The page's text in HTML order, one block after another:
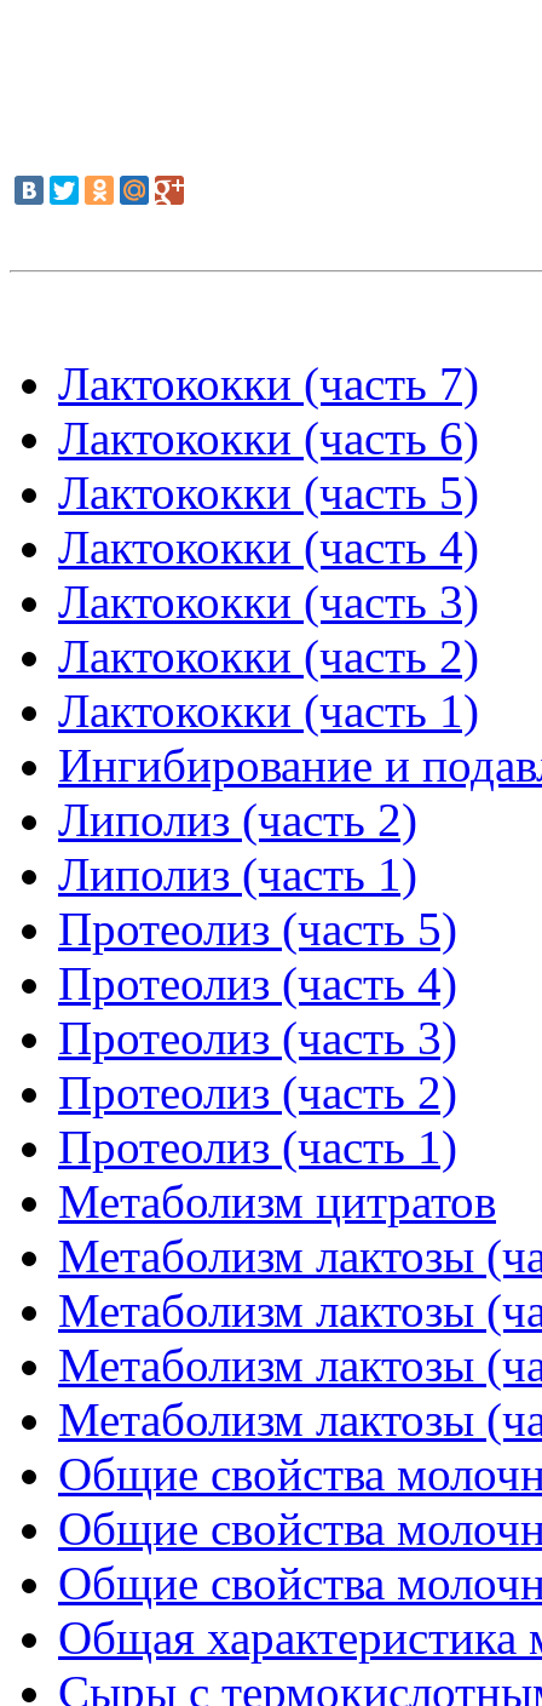
Лактококки (часть 7)
Лактококки (часть 6)
Лактококки (часть 5)
Лактококки (часть 4)
Лактококки (часть 3)
Лактококки (часть 2)
Лактококки (часть 1)
Ингибирование и
Липолиз (часть 2)
Липолиз (часть 1)
Протеолиз (часть 5)
Протеолиз (часть 4)
Протеолиз (часть 3)
Протеолиз (часть 2)
Протеолиз (часть 1)
Метаболизм цитратов
Метаболизм лактозы
Метаболизм лактозы
Метаболизм лактозы
Метаболизм лактозы
Общие свойства
Общие свойства
Общие свойства
Общая
Сыры с